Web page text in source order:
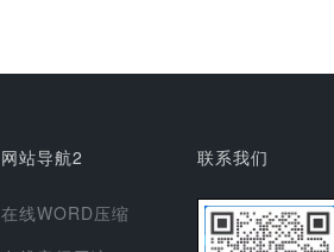
网站导航2
在线WORD压缩
联系我们